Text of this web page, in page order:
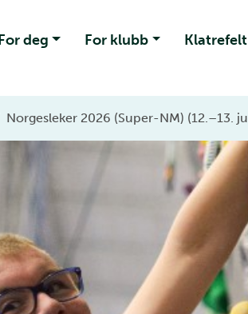
deg For klubb
Norgesleker 2026 (Super-NM) (12.–13.